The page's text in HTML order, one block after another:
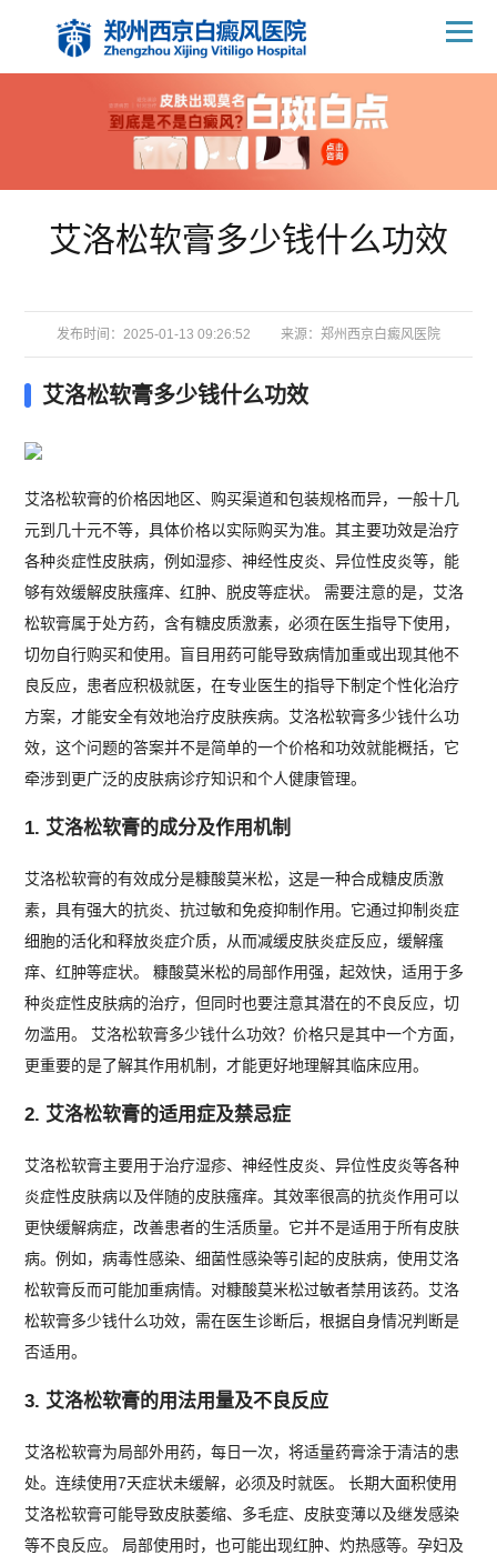
艾洛松软膏多少钱什么功效
发布时间：2025-01-13 09:26:52 来源： 郑州西京白癜风医院
艾洛松软膏多少钱什么功效
艾洛松软膏的价格因地区、购买渠道和包装规格而异，一般十几
元到几十元不等，具体价格以实际购买为准。其主要功效是治疗
各种炎症性皮肤病，例如湿疹、神经性皮炎、异位性皮炎等，能
够有效缓解皮肤瘙痒、红肿、脱皮等症状。 需要注意的是，艾洛
松软膏属于处方药，含有糖皮质激素，必须在医生指导下使用，
切勿自行购买和使用。盲目用药可能导致病情加重或出现其他不
良反应，患者应积极就医，在专业医生的指导下制定个性化治疗
方案，才能安全有效地治疗皮肤疾病。艾洛松软膏多少钱什么功
效，这个问题的答案并不是简单的一个价格和功效就能概括，它
牵涉到更广泛的皮肤病诊疗知识和个人健康管理。
1. 艾洛松软膏的成分及作用机制
艾洛松软膏的有效成分是糠酸莫米松，这是一种合成糖皮质激
素，具有强大的抗炎、抗过敏和免疫抑制作用。它通过抑制炎症
细胞的活化和释放炎症介质，从而减缓皮肤炎症反应，缓解瘙
痒、红肿等症状。 糠酸莫米松的局部作用强，起效快，适用于多
种炎症性皮肤病的治疗，但同时也要注意其潜在的不良反应，切
勿滥用。 艾洛松软膏多少钱什么功效？价格只是其中一个方面，
更重要的是了解其作用机制，才能更好地理解其临床应用。
2. 艾洛松软膏的适用症及禁忌症
艾洛松软膏主要用于治疗湿疹、神经性皮炎、异位性皮炎等各种
炎症性皮肤病以及伴随的皮肤瘙痒。其效率很高的抗炎作用可以
更快缓解病症，改善患者的生活质量。它并不是适用于所有皮肤
病。例如，病毒性感染、细菌性感染等引起的皮肤病，使用艾洛
松软膏反而可能加重病情。对糠酸莫米松过敏者禁用该药。艾洛
松软膏多少钱什么功效，需在医生诊断后，根据自身情况判断是
否适用。
3. 艾洛松软膏的用法用量及不良反应
艾洛松软膏为局部外用药，每日一次，将适量药膏涂于清洁的患
处。连续使用7天症状未缓解，必须及时就医。 长期大面积使用
艾洛松软膏可能导致皮肤萎缩、多毛症、皮肤变薄以及继发感染
等不良反应。 局部使用时，也可能出现红肿、灼热感等。孕妇及